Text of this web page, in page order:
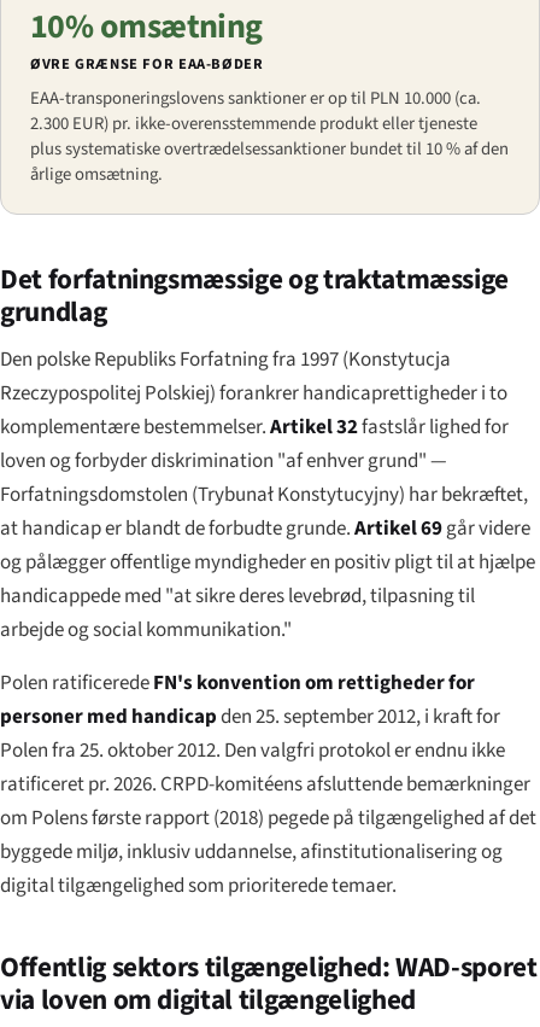
10% omsætning
ØVRE GRÆNSE FOR EAA-BØDER
EAA-transponeringslovens sanktioner er op til PLN 10.000 (ca.
2.300 EUR) pr. ikke-overensstemmende produkt eller tjeneste
plus systematiske overtrædelsessanktioner bundet til 10 % af den
årlige omsætning.
Det forfatningsmæssige og traktatmæssige
grundlag
Den polske Republiks Forfatning fra 1997 (Konstytucja
Rzeczypospolitej Polskiej) forankrer handicaprettigheder i to
komplementære bestemmelser.Artikel 32fastslår lighed for
loven og forbyder diskrimination "af enhver grund" —
Forfatningsdomstolen (Trybunał Konstytucyjny) har bekræftet,
at handicap er blandt de forbudte grunde.Artikel 69går videre
og pålægger offentlige myndigheder en positiv pligt til at hjælpe
handicappede med "at sikre deres levebrød, tilpasning til
arbejde og social kommunikation."
Polen ratificeredeFN's konvention om rettigheder for
personer med handicapden 25. september 2012, i kraft for
Polen fra 25. oktober 2012. Den valgfri protokol er endnu ikke
ratificeret pr. 2026. CRPD-komitéens afsluttende bemærkninger
om Polens første rapport (2018) pegede på tilgængelighed af det
byggede miljø, inklusiv uddannelse, afinstitutionalisering og
digital tilgængelighed som prioriterede temaer.
Offentlig sektors tilgængelighed: WAD-sporet
via loven om digital tilgængelighed